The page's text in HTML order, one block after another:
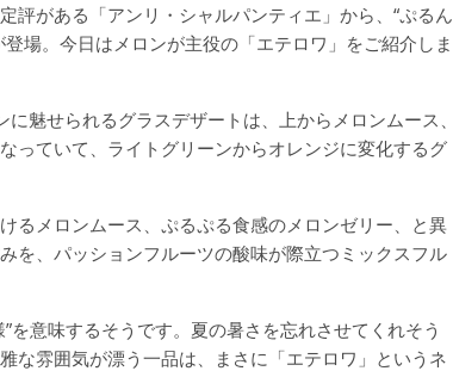
評がある「アンリ・シャルパンティエ」から、“ぷるん
場。今日はメロンが主役の「エテロワ」をご紹介しま
魅せられるグラスデザートは、上からメロンムース、
っていて、ライトグリーンからオレンジに変化するグ
るメロンムース、ぷるぷる食感のメロンゼリー、と異
を、パッションフルーツの酸味が際立つミックスフル
を意味するそうです。夏の暑さを忘れさせてくれそう
な雰囲気が漂う一品は、まさに「エテロワ」というネ